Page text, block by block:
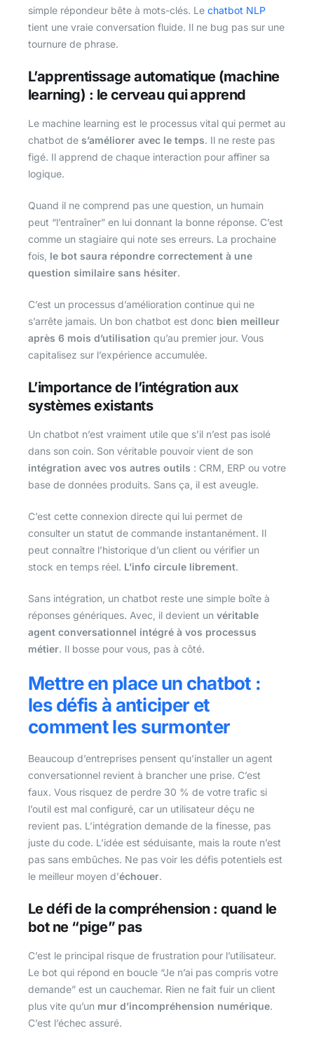
simple répondeur bête à mots-clés. Le chatbot NLP
tient une vraie conversation fluide. Il ne bug pas sur une
tournure de phrase.
L’apprentissage automatique (machine
learning) : le cerveau qui apprend
Le machine learning est le processus vital qui permet au
chatbot de s’améliorer avec le temps. Il ne reste pas
figé. Il apprend de chaque interaction pour affiner sa
logique.
Quand il ne comprend pas une question, un humain
peut “l’entraîner” en lui donnant la bonne réponse. C’est
comme un stagiaire qui note ses erreurs. La prochaine
fois, le bot saura répondre correctement à une
question similaire sans hésiter.
C’est un processus d’amélioration continue qui ne
s’arrête jamais. Un bon chatbot est donc bien meilleur
après 6 mois d’utilisation qu’au premier jour. Vous
capitalisez sur l’expérience accumulée.
L’importance de l’intégration aux
systèmes existants
Un chatbot n’est vraiment utile que s’il n’est pas isolé
dans son coin. Son véritable pouvoir vient de son
intégration avec vos autres outils : CRM, ERP ou votre
base de données produits. Sans ça, il est aveugle.
C’est cette connexion directe qui lui permet de
consulter un statut de commande instantanément. Il
peut connaître l’historique d’un client ou vérifier un
stock en temps réel. L’info circule librement.
Sans intégration, un chatbot reste une simple boîte à
réponses génériques. Avec, il devient un véritable
agent conversationnel intégré à vos processus
métier. Il bosse pour vous, pas à côté.
Mettre en place un chatbot :
les défis à anticiper et
comment les surmonter
Beaucoup d’entreprises pensent qu’installer un agent
conversationnel revient à brancher une prise. C’est
faux. Vous risquez de perdre 30 % de votre trafic si
l’outil est mal configuré, car un utilisateur déçu ne
revient pas. L’intégration demande de la finesse, pas
juste du code. L’idée est séduisante, mais la route n’est
pas sans embûches. Ne pas voir les défis potentiels est
le meilleur moyen d’échouer.
Le défi de la compréhension : quand le
bot ne “pige” pas
C’est le principal risque de frustration pour l’utilisateur.
Le bot qui répond en boucle “Je n’ai pas compris votre
demande” est un cauchemar. Rien ne fait fuir un client
plus vite qu’un mur d’incompréhension numérique.
C’est l’échec assuré.